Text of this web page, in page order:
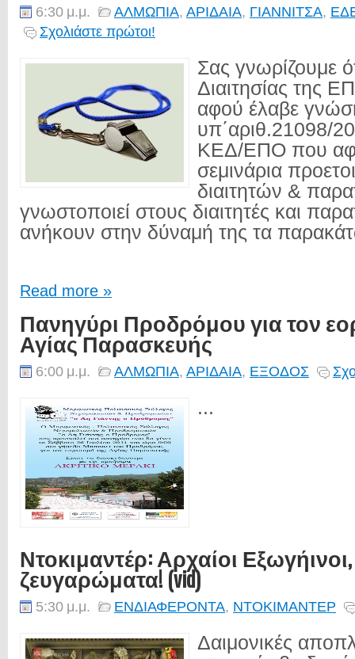
6:30 μ.μ. ΑΛΜΩΠΙΑ, ΑΡΙΔΑΙΑ, ΓΙΑΝΝΙΤΣΑ,
Σχολιάστε πρώτοι!
Σας γνωρίζουμε
Διαιτησίας της
αφού έλαβε
υπ΄αριθ.21098/
ΚΕΔ/ΕΠΟ που
σεμινάρια
διαιτητών &
γνωστοποιεί στους διαιτητές και
ανήκουν στην δύναμή της τα
Read more »
Πανηγύρι Προδρόμου για τον
Αγίας Παρασκευής
6:00 μ.μ. ΑΛΜΩΠΙΑ, ΑΡΙΔΑΙΑ, ΕΞΟΔΟΣ
...
Ντοκιμαντέρ: Αρχαίοι
ζευγαρώματα! (vid)
5:30 μ.μ. ΕΝΔΙΑΦΕΡΟΝΤΑ, ΝΤΟΚΙΜΑΝΤΕΡ
Δαιμονικές